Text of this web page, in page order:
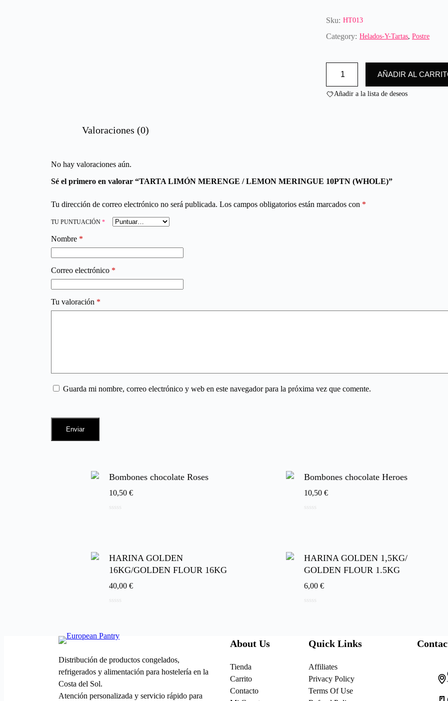
5
Sku: HT013
Category: Helados-Y-Tartas, Postre
LIMÓN
MERENGE
/
AÑADIR AL
Añadir a la lista de deseos
Valoraciones (0)
No hay valoraciones aún.
Sé el primero en valorar “TARTA LIMÓN MERENGE / LEMON MERINGUE 10PTN (WHOLE)”
Tu dirección de correo electrónico no será publicada. Los campos obligatorios están marcados con *
TU PUNTUACIÓN *
Nombre *
Correo electrónico *
Tu valoración *
Guarda mi nombre, correo electrónico y web en este navegador para la próxima vez que comente.
Enviar
Bombones chocolate Roses
10,50 €
Bombones chocolate Heroes
10,50 €
HARINA GOLDEN
16KG/GOLDEN FLOUR 16KG
40,00 €
HARINA GOLDEN 1,5KG/
GOLDEN FLOUR 1.5KG
6,00 €
Distribución de productos congelados,
refrigerados y alimentación para hostelería en la
Costa del Sol.
Atención personalizada y servicio rápido para
About Us
Tienda
Carrito
Contacto
Quick Links
Affiliates
Privacy Policy
Terms Of Use